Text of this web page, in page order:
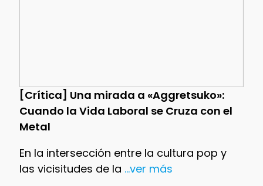
[Crítica] Una mirada a «Aggretsuko»:
Cuando la Vida Laboral se Cruza con el
Metal
En la intersección entre la cultura pop y
las vicisitudes de la ...ver más